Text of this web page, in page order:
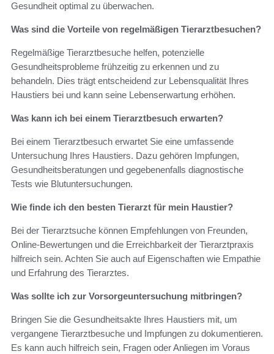
Gesundheit optimal zu überwachen.
Was sind die Vorteile von regelmäßigen Tierarztbesuchen?
Regelmäßige Tierarztbesuche helfen, potenzielle
Gesundheitsprobleme frühzeitig zu erkennen und zu
behandeln. Dies trägt entscheidend zur Lebensqualität Ihres
Haustiers bei und kann seine Lebenserwartung erhöhen.
Was kann ich bei einem Tierarztbesuch erwarten?
Bei einem Tierarztbesuch erwartet Sie eine umfassende
Untersuchung Ihres Haustiers. Dazu gehören Impfungen,
Gesundheitsberatungen und gegebenenfalls diagnostische
Tests wie Blutuntersuchungen.
Wie finde ich den besten Tierarzt für mein Haustier?
Bei der Tierarztsuche können Empfehlungen von Freunden,
Online-Bewertungen und die Erreichbarkeit der Tierarztpraxis
hilfreich sein. Achten Sie auch auf Eigenschaften wie Empathie
und Erfahrung des Tierarztes.
Was sollte ich zur Vorsorgeuntersuchung mitbringen?
Bringen Sie die Gesundheitsakte Ihres Haustiers mit, um
vergangene Tierarztbesuche und Impfungen zu dokumentieren.
Es kann auch hilfreich sein, Fragen oder Anliegen im Voraus